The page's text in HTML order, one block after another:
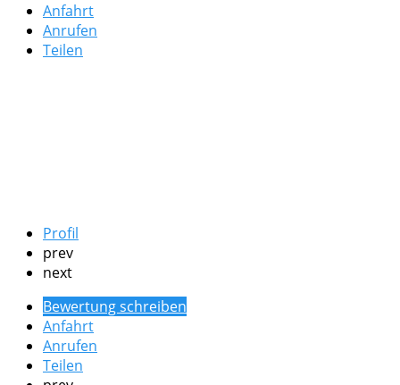
Anfahrt
Anrufen
Teilen
Profil
prev
next
Bewertung schreiben
Anfahrt
Anrufen
Teilen